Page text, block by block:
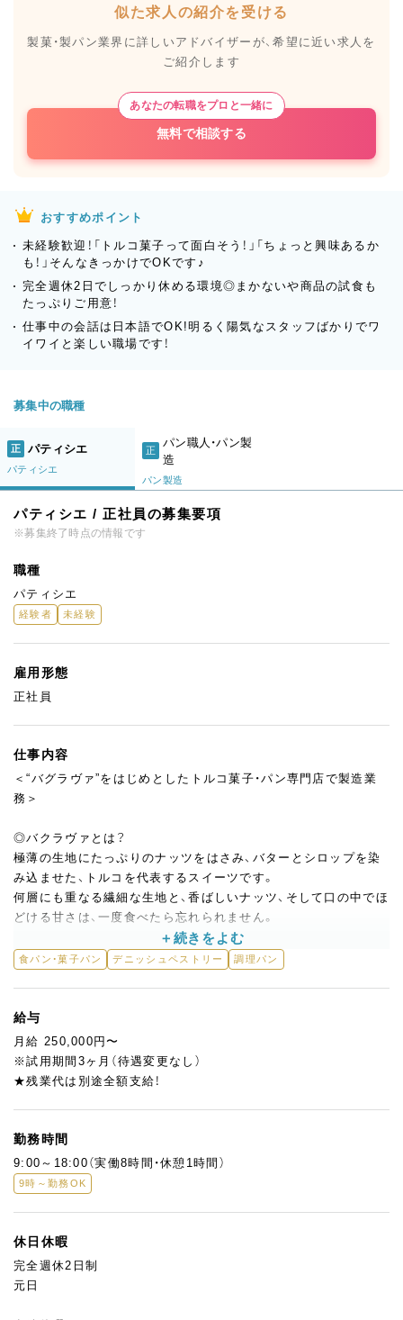
似た求人の紹介を受ける
製菓・製パン業界に詳しいアドバイザーが、希望に近い求人を
ご紹介します
あなたの転職をプロと一緒に
無料で相談する
おすすめポイント
未経験歓迎！「トルコ菓子って面白そう！」「ちょっと興味あるか
も！」そんなきっかけでOKです♪
完全週休2日でしっかり休める環境◎まかないや商品の試食も
たっぷりご用意！
仕事中の会話は日本語でOK!明るく陽気なスタッフばかりでワ
イワイと楽しい職場です！
募集中の職種
正 パティシエ
パティシエ
正
パン職人・パン製
造
パン製造
パティシエ / 正社員の募集要項
※募集終了時点の情報です
職種
パティシエ
経験者 未経験
雇用形態
正社員
仕事内容
＜“バグラヴァ”をはじめとしたトルコ菓子・パン専門店で製造業
務＞
◎バクラヴァとは？
極薄の生地にたっぷりのナッツをはさみ、バターとシロップを染
み込ませた、トルコを代表するスイーツです。
何層にも重なる繊細な生地と、香ばしいナッツ、そして口の中でほ
どける甘さは、一度食べたら忘れられません。
私たちはこのバクラヴァを看板商品にした、トルコ菓子の専門店
これからはもっと日本の方にもこの魅力を知ってもらいたい！
そのために、日本人の感性と味覚を活かして、お菓子をつくってく
れる新しい仲間を募集します。
・バクラヴァ（Baklava）…看板商品です！
・ショビイエット（Şöbiyet）…クリーム入りのバクラヴァ
・パディシャ（Padişah）…王様の名を冠したゴージャスな菓子
・トゥルンバ（Tulumba）…揚げてシロップに浸したスティック状
の菓子
・カダイフ（Kadayif）…細い麺状の生地で包む焼き菓子
・フストゥクルサルマ（Fıstıklı Sarma）…ピスタチオの生地を巻
その他、ダックワーズやクッキー、プリン、エクレアなどフランス
食パン・菓子パン デニッシュペストリー 調理パン
給与
月給 250,000円〜
※試用期間3ヶ月（待遇変更なし）
★残業代は別途全額支給！
勤務時間
9:00～18:00（実働8時間・休憩1時間）
9時～勤務OK
休日休暇
完全週休2日制
元日